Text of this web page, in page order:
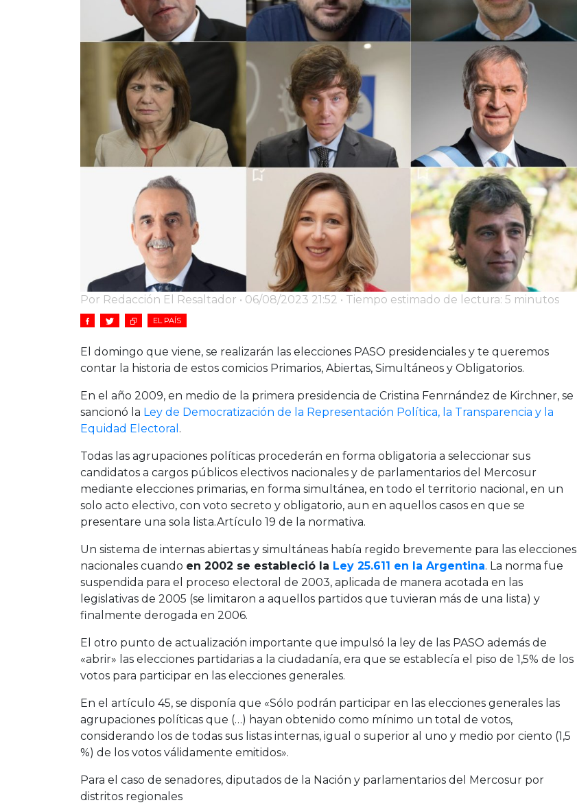
Por Redacción El Resaltador • 06/08/2023 21:52 • Tiempo estimado de lectura: 5 minutos
EL PAÍS
El domingo que viene, se realizarán las elecciones PASO presidenciales y te queremos
contar la historia de estos comicios Primarios, Abiertas, Simultáneos y Obligatorios.
En el año 2009, en medio de la primera presidencia de Cristina Fenrnández de Kirchner, se
sancionó la Ley de Democratización de la Representación Política, la Transparencia y la
Equidad Electoral .
Todas las agrupaciones políticas procederán en forma obligatoria a seleccionar sus
candidatos a cargos públicos electivos nacionales y de parlamentarios del Mercosur
mediante elecciones primarias, en forma simultánea, en todo el territorio nacional, en un
solo acto electivo, con voto secreto y obligatorio, aun en aquellos casos en que se
presentare una sola lista.Artículo 19 de la normativa.
Un sistema de internas abiertas y simultáneas había regido brevemente para las elecciones
nacionales cuando en 2002 se estableció la Ley 25.611 en la Argentina. La norma fue
suspendida para el proceso electoral de 2003, aplicada de manera acotada en las
legislativas de 2005 (se limitaron a aquellos partidos que tuvieran más de una lista) y
finalmente derogada en 2006.
El otro punto de actualización importante que impulsó la ley de las PASO además de
«abrir» las elecciones partidarias a la ciudadanía, era que se establecía el piso de 1,5% de los
votos para participar en las elecciones generales.
En el artículo 45, se disponía que «Sólo podrán participar en las elecciones generales las
agrupaciones políticas que (…) hayan obtenido como mínimo un total de votos,
considerando los de todas sus listas internas, igual o superior al uno y medio por ciento (1,5
%) de los votos válidamente emitidos».
Para el caso de senadores, diputados de la Nación y parlamentarios del Mercosur por
distritos regionales